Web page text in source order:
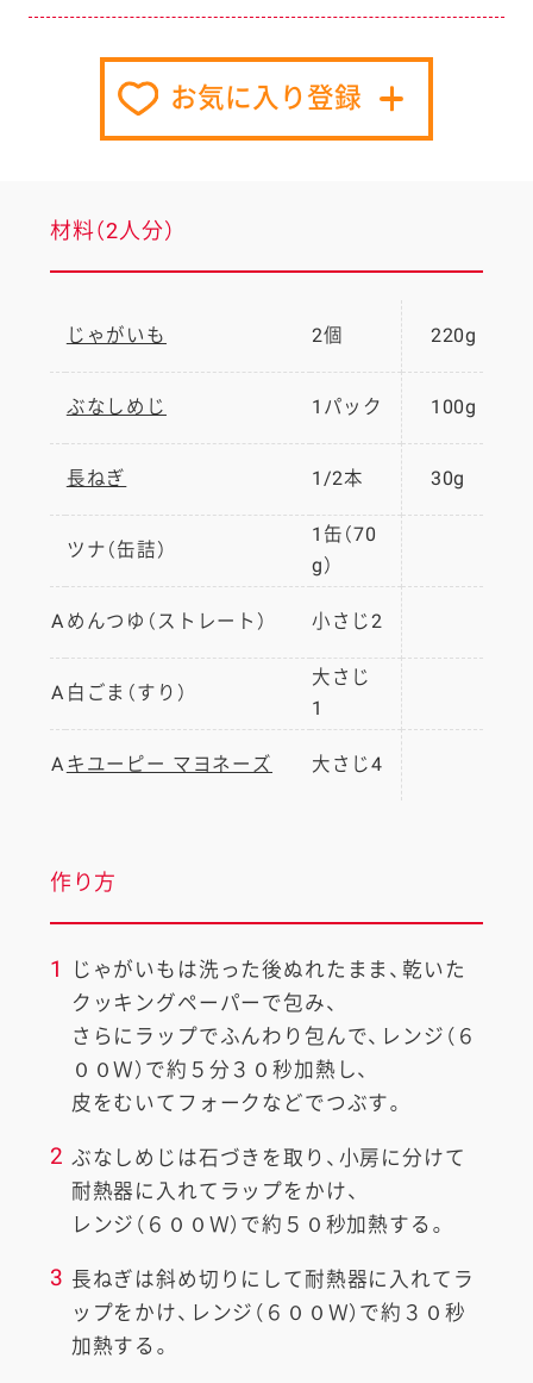
お気に入り登録
材料（2人分）
じゃがいも 2個 220g
ぶなしめじ 1パック 100g
長ねぎ 1/2本 30g
ツナ（缶詰）
1缶（70
g）
A めんつゆ（ストレート） 小さじ2
A 白ごま（すり）
大さじ
1
A キユーピー マヨネーズ 大さじ4
作り方
1
じゃがいもは洗った後ぬれたまま、乾いた
クッキングペーパーで包み、
さらにラップでふんわり包んで、レンジ（６
００Ｗ）で約５分３０秒加熱し、
皮をむいてフォークなどでつぶす。
2 ぶなしめじは石づきを取り、小房に分けて
耐熱器に入れてラップをかけ、
レンジ（６００Ｗ）で約５０秒加熱する。
3 長ねぎは斜め切りにして耐熱器に入れてラ
ップをかけ、レンジ（６００Ｗ）で約３０秒
加熱する。